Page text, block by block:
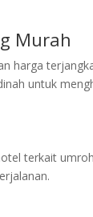
Murah
harga
untuk
terkait